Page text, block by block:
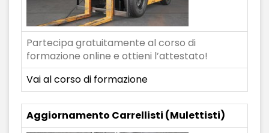
Partecipa gratuitamente al corso di
formazione online e ottieni l’attestato!
Vai al corso di formazione
Aggiornamento Carrellisti (Mulettisti)